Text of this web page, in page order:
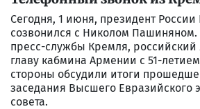
Сегодня, 1 июня, президент
созвонился с Николом
пресс-службы Кремля,
главу кабмина Армении с 51-
стороны обсудили итоги
заседания Высшего Евразийского
совета.